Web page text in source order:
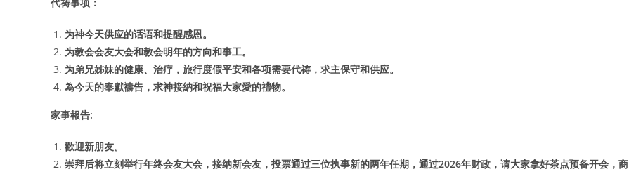
为神今天供应的话语和提醒感恩。
为教会会友大会和教会明年的方向和事工。
为弟兄姊妹的健康、治疗，旅行度假平安和各项需要代祷，求主保守和供应。
為今天的奉獻禱告，求神接納和祝福大家愛的禮物。
家事報告:
歡迎新朋友。
崇拜后将立刻举行年终会友大会，接纳新会友，投票通过三位执事新的两年任期，通过2026年财政，请大家拿好茶点预备开会，商